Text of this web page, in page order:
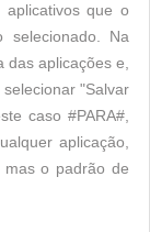
que o
Na
aplicações e,
"Salvar
caso #PARA#,
aplicação,
o padrão de